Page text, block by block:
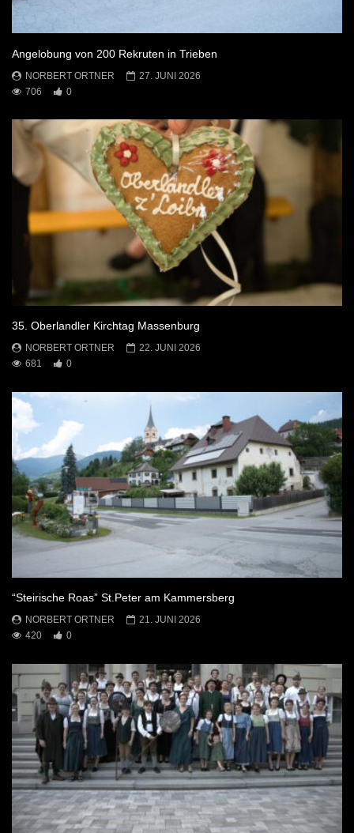
Angelobung von 200 Rekruten in Trieben
NORBERT ORTNER
27. JUNI 2026
706
0
35. Oberlandler Kirchtag Massenburg
NORBERT ORTNER
22. JUNI 2026
681
0
“Steirische Roas” St.Peter am Kammersberg
NORBERT ORTNER
21. JUNI 2026
420
0